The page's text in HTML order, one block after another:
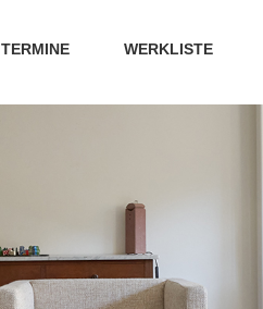
TERMINE WERKLISTE